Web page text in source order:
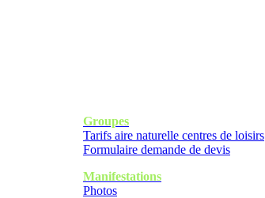
Groupes
Tarifs aire naturelle centres de loisirs
Formulaire demande de devis
Manifestations
Photos